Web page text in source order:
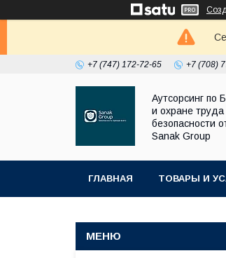
+7 (747) 172-72-65 +7 (708)
Аутсорсинг по
и охране
безопасности
Sanak Group
ГЛАВНАЯ ТОВАРЫ И